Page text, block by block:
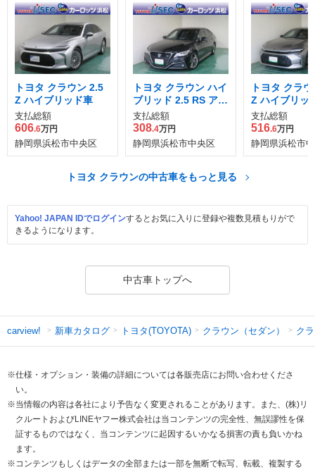
トヨタ クラウン 2.5
Z ハイブリッド車
支払総額
606.6万円
静岡県浜松市中央区
トヨタ クラウン ハイ
ブリッド 2.5 RS アド
バンス
支払総額
308.4万円
静岡県浜松市中央区
トヨタ クラ
Z ハイブリッ
支払総額
516.6万円
静岡県浜松市
トヨタ クラウンの中古車をもっと見る
Yahoo! JAPAN IDでログインするとお気に入りに登録や複数見積もりがで
きるようになります。
中古車トップへ
carview! 新車カタログ トヨタ(TOYOTA) クラウン（セダン） ク
※仕様・オプション・装備の詳細については各販売店にお問い合わせくださ
い。
※当情報の内容は各社により予告なく変更されることがあります。また、(株)リ
クルートおよびLINEヤフー株式会社は当コンテンツの完全性、無誤謬性を保
証するものではなく、当コンテンツに起因するいかなる損害の責も負いかね
ます。
※コンテンツもしくはデータの全部または一部を無断で転写、転載、複製する